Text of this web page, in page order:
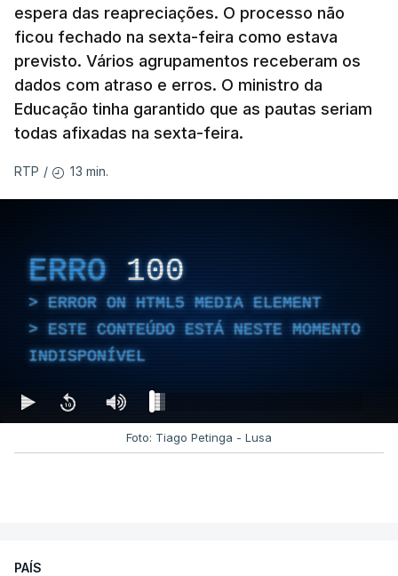
espera das reapreciações. O processo não
ficou fechado na sexta-feira como estava
previsto. Vários agrupamentos receberam os
dados com atraso e erros. O ministro da
Educação tinha garantido que as pautas seriam
todas afixadas na sexta-feira.
RTP / 13 min.
ERRO 100
ERROR ON HTML5 MEDIA ELEMENT
ESTE CONTEÚDO ESTÁ NESTE MOMENTO
INDISPONÍVEL
Foto: Tiago Petinga - Lusa
PAÍS